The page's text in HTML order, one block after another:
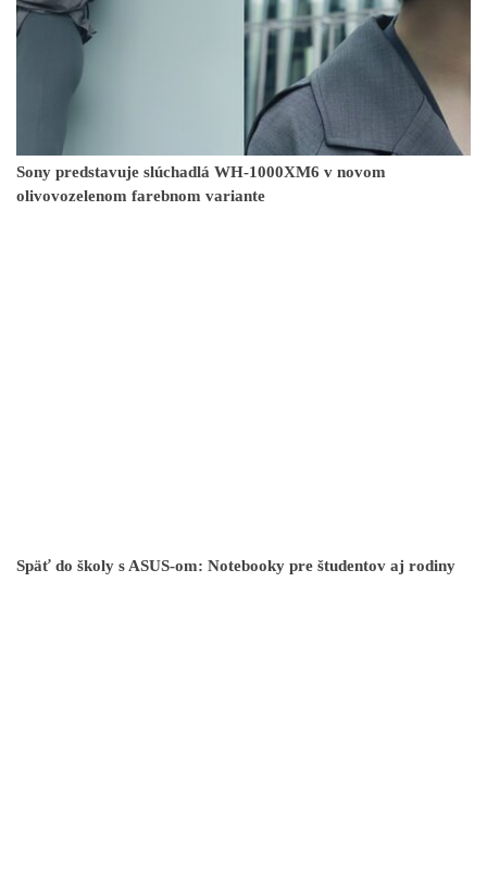
Sony predstavuje slúchadlá WH-1000XM6 v novom
olivovozelenom farebnom variante
Späť do školy s ASUS-om: Notebooky pre študentov aj rodiny